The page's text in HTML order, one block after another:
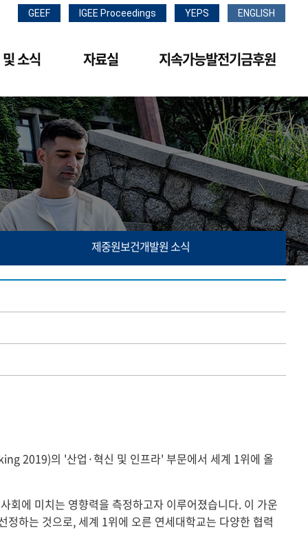
GEEF IGEE Proceedings YEPS ENGLISH
소식 자료실 지속가능발전기금후원
제중원보건개발원 소식
2019)의 '산업·혁신 및 인프라' 부문에서 세계 1위에 올
에 미치는 영향력을 측정하고자 이루어졌습니다. 이 가운
하는 것으로, 세계 1위에 오른 연세대학교는 다양한 협력